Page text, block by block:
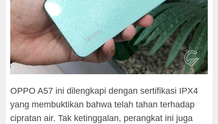
OPPO A57 ini dilengkapi dengan sertifikasi IPX4
yang membuktikan bahwa telah tahan terhadap
cipratan air. Tak ketinggalan, perangkat ini juga